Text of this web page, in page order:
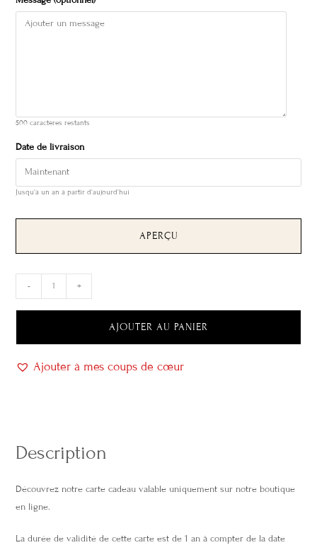
500 caractères restants
Date de livraison
Jusqu'à un an à partir d'aujourd'hui
APERÇU
- +
AJOUTER AU PANIER
Ajouter à mes coups de cœur
Description
Découvrez notre carte cadeau valable uniquement sur notre boutique
en ligne.
La durée de validité de cette carte est de 1 an à compter de la date